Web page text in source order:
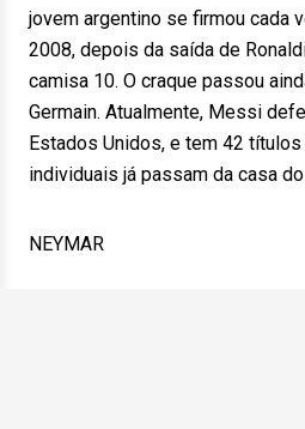
jovem argentino se firmou cada
2008, depois da saída de
camisa 10. O craque passou
Germain. Atualmente, Messi
Estados Unidos, e tem 42
individuais já passam da casa
NEYMAR